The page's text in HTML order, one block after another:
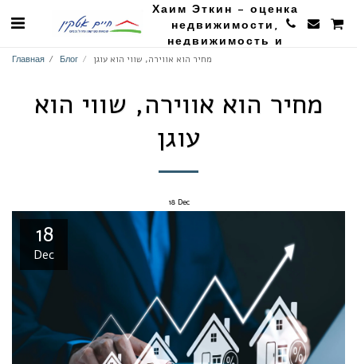
Хаим Эткин - оценка
недвижимости,
недвижимость и
сельское хозяйство
Главная Блог מחיר הוא אווירה, שווי הוא עוגן
מחיר הוא אווירה, שווי הוא
עוגן
18 Dec
18
Dec